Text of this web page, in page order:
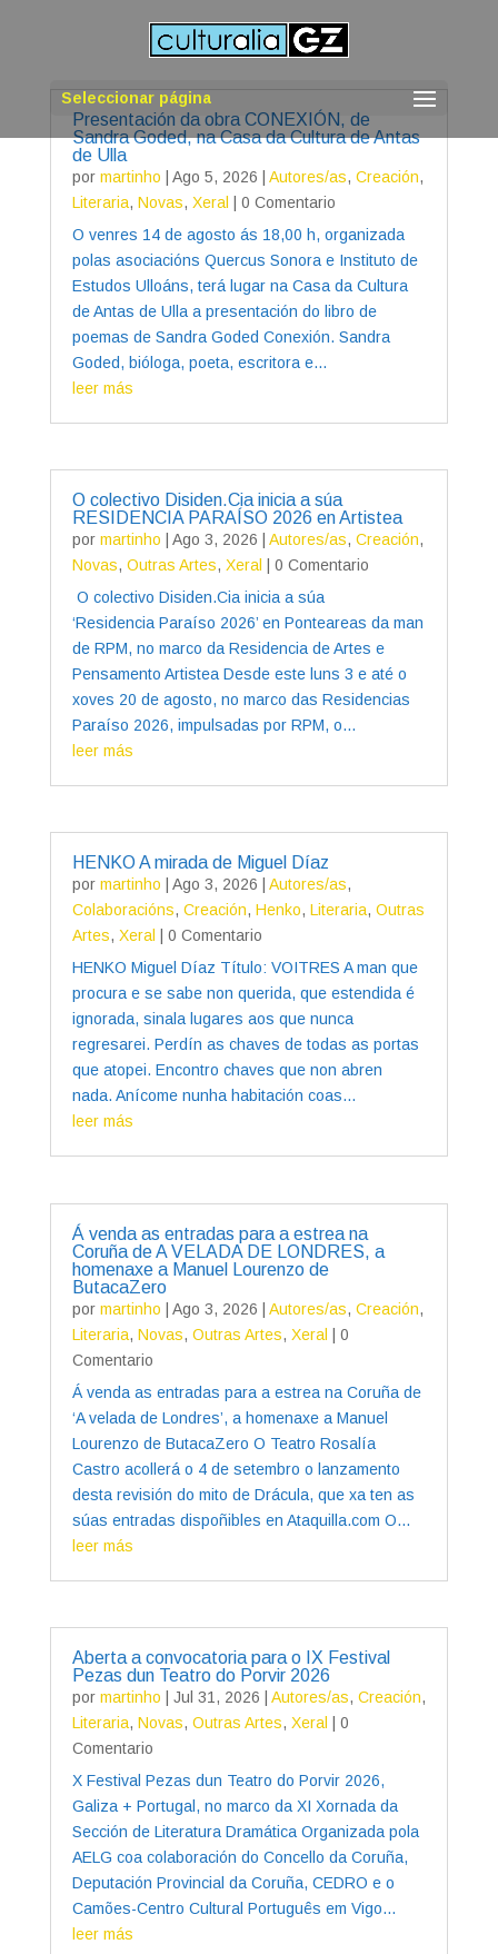
Seleccionar página
Presentación da obra CONEXIÓN, de
Sandra Goded, na Casa da Cultura de Antas
de Ulla
por martinho Ago 5, 2026 Autores/as, Creación,
Literaria, Novas, Xeral
| 0 Comentario
O venres 14 de agosto ás 18,00 h, organizada
polas asociacións Quercus Sonora e Instituto de
Estudos Ulloáns, terá lugar na Casa da Cultura
de Antas de Ulla a presentación do libro de
poemas de Sandra Goded Conexión. Sandra
Goded, bióloga, poeta, escritora e...
leer más
O colectivo Disiden.Cia inicia a súa
RESIDENCIA PARAÍSO 2026 en Artistea
por martinho Ago 3, 2026 Autores/as, Creación,
Novas, Outras Artes, Xeral
| 0 Comentario
O colectivo Disiden.Cia inicia a súa
‘Residencia Paraíso 2026’ en Ponteareas da man
de RPM, no marco da Residencia de Artes e
Pensamento Artistea Desde este luns 3 e até o
xoves 20 de agosto, no marco das Residencias
Paraíso 2026, impulsadas por RPM, o...
leer más
HENKO A mirada de Miguel Díaz
por martinho Ago 3, 2026 Autores/as,
Colaboracións, Creación, Henko, Literaria, Outras
Artes, Xeral
| 0 Comentario
HENKO Miguel Díaz Título: VOITRES A man que
procura e se sabe non querida, que estendida é
ignorada, sinala lugares aos que nunca
regresarei. Perdín as chaves de todas as portas
que atopei. Encontro chaves que non abren
nada. Anícome nunha habitación coas...
leer más
Á venda as entradas para a estrea na
Coruña de A VELADA DE LONDRES, a
homenaxe a Manuel Lourenzo de
ButacaZero
por martinho Ago 3, 2026 Autores/as, Creación,
Literaria, Novas, Outras Artes, Xeral
| 0
Comentario
Á venda as entradas para a estrea na Coruña de
‘A velada de Londres’, a homenaxe a Manuel
Lourenzo de ButacaZero O Teatro Rosalía
Castro acollerá o 4 de setembro o lanzamento
desta revisión do mito de Drácula, que xa ten as
súas entradas dispoñibles en Ataquilla.com O...
leer más
Aberta a convocatoria para o IX Festival
Pezas dun Teatro do Porvir 2026
por martinho Jul 31, 2026 Autores/as, Creación,
Literaria, Novas, Outras Artes, Xeral
| 0
Comentario
X Festival Pezas dun Teatro do Porvir 2026,
Galiza + Portugal, no marco da XI Xornada da
Sección de Literatura Dramática Organizada pola
AELG coa colaboración do Concello da Coruña,
Deputación Provincial da Coruña, CEDRO e o
Camões-Centro Cultural Português em Vigo...
leer más